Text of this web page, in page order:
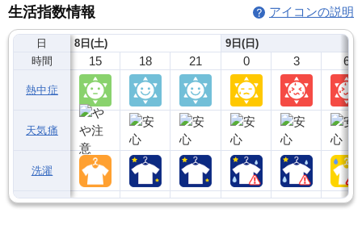
生活指数情報 アイコンの説明
日
時間
熱中症
天気痛
洗濯
8日(土)
15 18 21
9日(日)
0 3 6